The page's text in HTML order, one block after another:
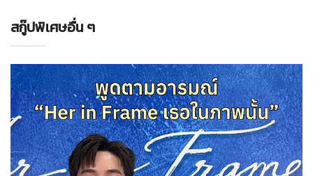
สกู๊ปพิเศษอื่น ๆ